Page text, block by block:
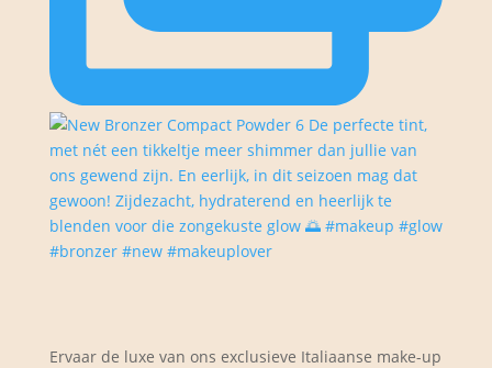
Ervaar de luxe van ons exclusieve Italiaanse make-up